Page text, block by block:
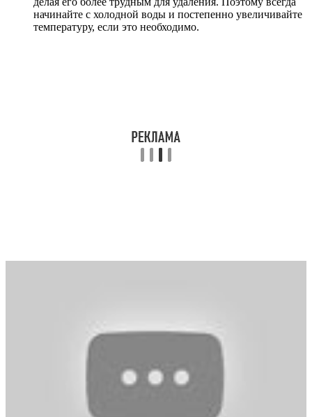
начинайте с холодной воды и постепенно увеличивайте
температуру, если это необходимо.